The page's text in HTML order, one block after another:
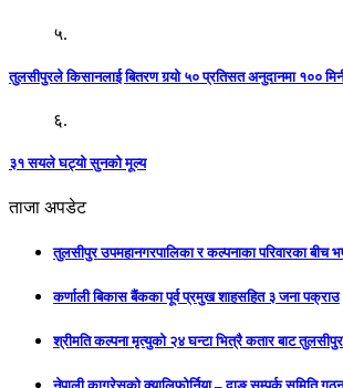
५.
तुलसीपुरले किसानलाई बितरण गर्‍यो ५० प्रतिसत अनुदानमा १००
६.
३१ सयले घट्यो सुनको मूल्य
ताजा अपडेट
तुलसीपुर उपमहानगरपालिका र कल्पनाका परिवारका बीच
कर्णाली बिकास बैंकका पूर्व प्रमुख शाहसहित ३ जना पक्राउ
श्रीमति कल्पना मृत्युको २४ घन्टा भित्रै कतार बाट